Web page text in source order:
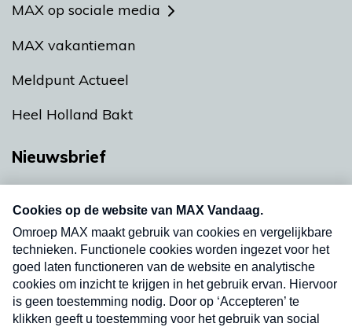
MAX op sociale media
MAX vakantieman
Meldpunt Actueel
Heel Holland Bakt
Nieuwsbrief
nieuwsbrief. Elke vrijdag- en dinsdagochtend in
uw mailbox.
Verzend